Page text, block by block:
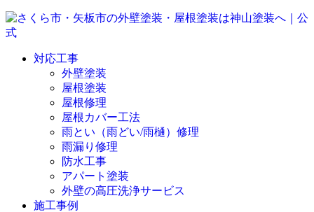
対応工事
外壁塗装
屋根塗装
屋根修理
屋根カバー工法
雨とい（雨どい/雨樋）修理
雨漏り修理
防水工事
アパート塗装
外壁の高圧洗浄サービス
施工事例